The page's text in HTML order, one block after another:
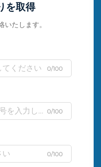
を取得
たします。
0/100
0/100
0/100